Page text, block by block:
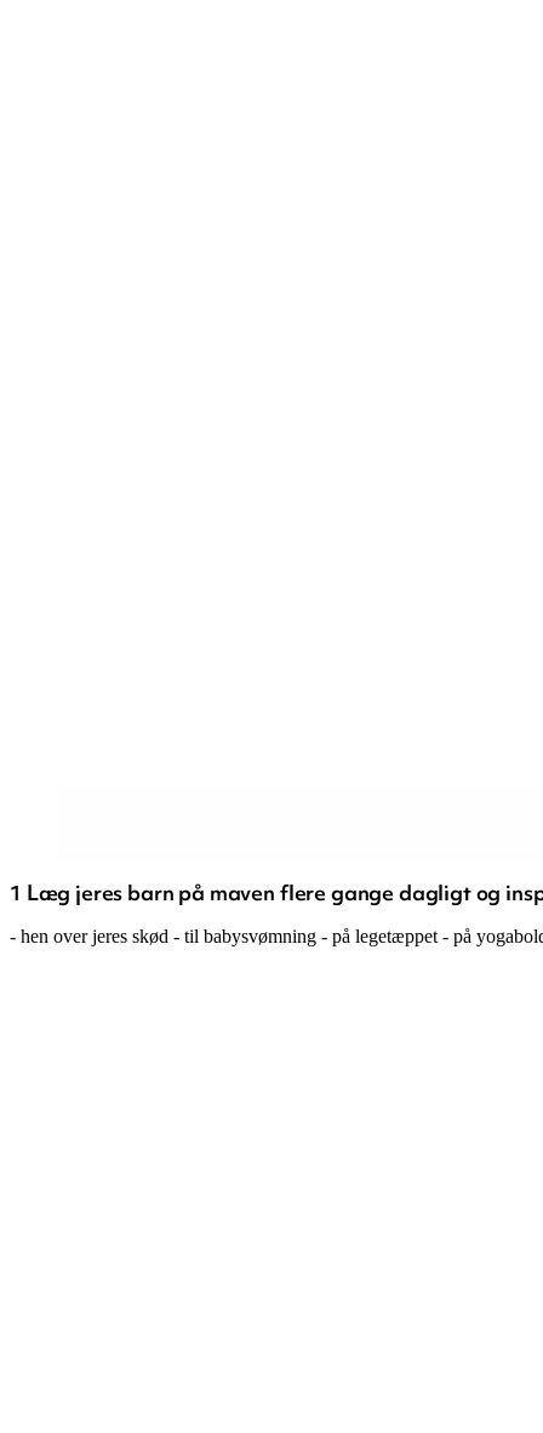
1 Læg jeres barn på maven flere gange dagligt og
- hen over jeres skød - til babysvømning - på legetæppet - på